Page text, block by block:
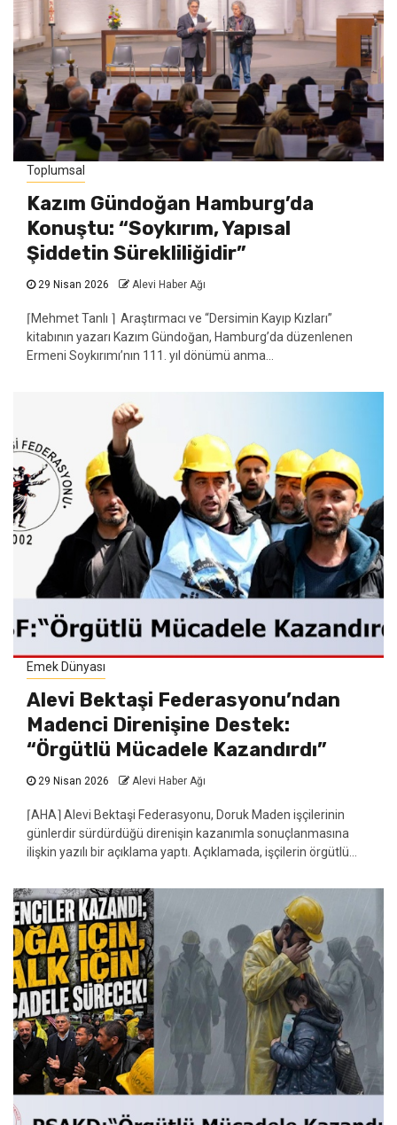
Toplumsal
Kazım Gündoğan Hamburg’da
Konuştu: “Soykırım, Yapısal
Şiddetin Sürekliliğidir”
29 Nisan 2026 Alevi Haber Ağı
⌈Mehmet Tanlı ⌉ Araştırmacı ve “Dersimin Kayıp Kızları”
kitabının yazarı Kazım Gündoğan, Hamburg’da düzenlenen
Ermeni Soykırımı’nın 111. yıl dönümü anma...
Emek Dünyası
Alevi Bektaşi Federasyonu’ndan
Madenci Direnişine Destek:
“Örgütlü Mücadele Kazandırdı”
29 Nisan 2026 Alevi Haber Ağı
⌈AHA⌉ Alevi Bektaşi Federasyonu, Doruk Maden işçilerinin
günlerdir sürdürdüğü direnişin kazanımla sonuçlanmasına
ilişkin yazılı bir açıklama yaptı. Açıklamada, işçilerin örgütlü...